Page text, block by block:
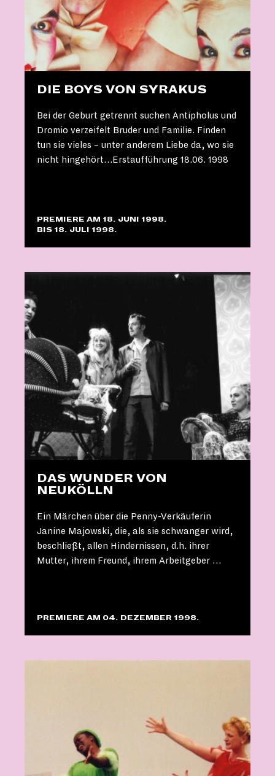
DIE BOYS VON SYRAKUS
Bei der Geburt getrennt suchen Antipholus und
Dromio verzeifelt Bruder und Familie. Finden
tun sie vieles – unter anderem Liebe da, wo sie
nicht hingehört…Erstaufführung 18.06. 1998
PREMIERE AM 18. JUNI 1998.
BIS 18. JULI 1998.
DAS WUNDER VON
NEUKÖLLN
Ein Märchen über die Penny-Verkäuferin
Janine Majowski, die, als sie schwanger wird,
beschließt, allen Hindernissen, d.h. ihrer
Mutter, ihrem Freund, ihrem Arbeitgeber …
PREMIERE AM 04. DEZEMBER 1998.